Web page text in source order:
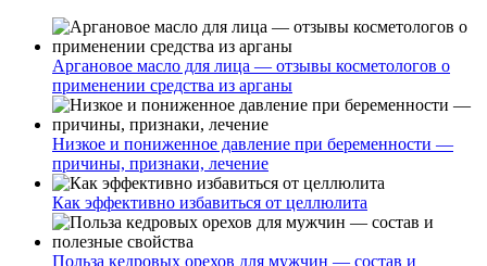
Аргановое масло для лица — отзывы косметологов о
применении средства из арганы
Низкое и пониженное давление при беременности —
причины, признаки, лечение
Как эффективно избавиться от целлюлита
Польза кедровых орехов для мужчин — состав и